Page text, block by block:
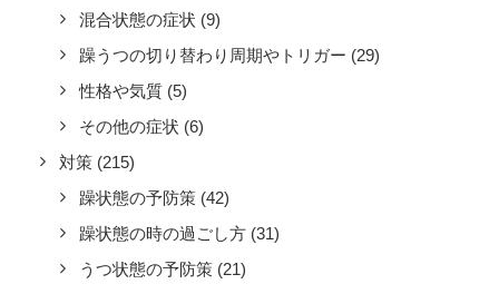
混合状態の症状 (9)
躁うつの切り替わり周期やトリガー (29)
性格や気質 (5)
その他の症状 (6)
対策 (215)
躁状態の予防策 (42)
躁状態の時の過ごし方 (31)
うつ状態の予防策 (21)